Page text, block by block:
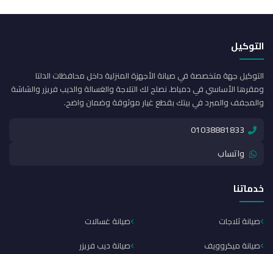
التوكيل
التوكيل جهة متخصصة في صيانة الأجهزة المنزلية داخل محافظات الدلتا
ومقرها الأساسي في دمياط. نصلح لك التلاجة والغسالة والديب فريزر والشاشة
والمجفف والمبرد في بيتك بقطع غيار موثوقة وضمان واضح.
01038881833
واتساب
خدماتنا
صيانة ثلاجات
صيانة غسالات
صيانة ميكروويف
صيانة ديب فريزر